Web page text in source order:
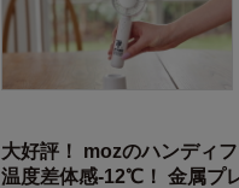
大好評！ mozのハンディフ
温度差体感-12℃！ 金属プ